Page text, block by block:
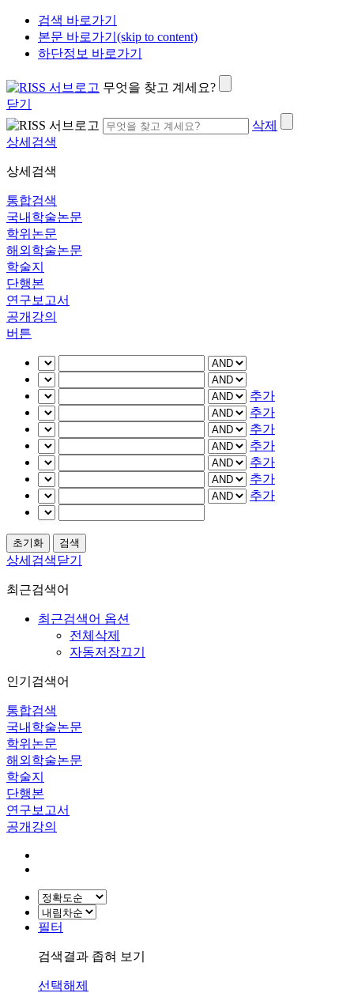
검색 바로가기
본문 바로가기(skip to content)
하단정보 바로가기
무엇을 찾고 계세요?
닫기
삭제
상세검색
상세검색
통합검색
국내학술논문
학위논문
해외학술논문
학술지
단행본
연구보고서
공개강의
버튼
추가
추가
추가
추가
추가
추가
추가
상세검색닫기
최근검색어
최근검색어 옵션
전체삭제
자동저장끄기
인기검색어
통합검색
국내학술논문
학위논문
해외학술논문
학술지
단행본
연구보고서
공개강의
필터
검색결과 좁혀 보기
선택해제